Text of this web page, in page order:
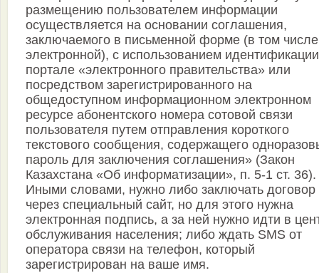
размещению пользователем информации
осуществляется на основании соглашения,
заключаемого в письменной форме (в том числе
электронной), с использованием
портале «электронного правительства» или
посредством зарегистрированного на
общедоступном информационном электронном
ресурсе абонентского номера сотовой связи
пользователя путем отправления короткого
текстового сообщения, содержащего
пароль для заключения соглашения» (Закон
Казахстана «Об информатизации», п. 5-1 ст. 36).
Иными словами, нужно либо заключать договор
через специальный сайт, но для этого нужна
электронная подпись, а за ней нужно идти в
обслуживания населения; либо ждать SMS от
оператора связи на телефон, который
зарегистрирован на ваше имя.